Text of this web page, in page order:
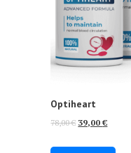
Optiheart
78,00€ Original
39,00€Current